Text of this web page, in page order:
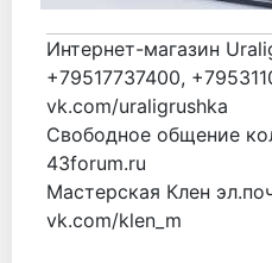
Интернет-магазин
+79517737400,
vk.com/uraligrushka
Свободное общение
43forum.ru
Мастерская Клен
vk.com/klen_m